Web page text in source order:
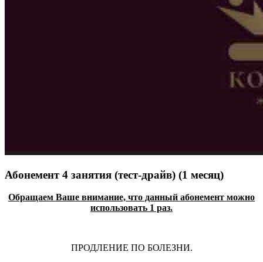
Абонемент 4 занятия (тест-драйв) (1 месяц)
Обращаем Ваше внимание, что данный абонемент можно
использовать 1 раз.
ПРОДЛЕНИЕ ПО БОЛЕЗНИ.